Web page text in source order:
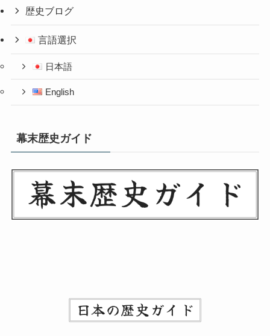
歴史ブログ
言語選択
日本語
English
幕末歴史ガイド